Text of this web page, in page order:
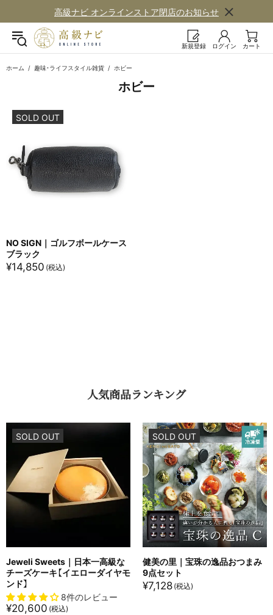
高級ナビ オンラインストア閉店の​お知らせ
新規登録 ログイン カート
ホーム 趣味・ライフスタイル雑貨 ホビー
ホビー
SOLD OUT
NO SIGN｜ゴルフボールケース
ブラック
¥14,850
人気商品ランキング
SOLD OUT
Jeweli Sweets｜日本一高級な
チーズケーキ【イエローダイヤモ
ンド】
8件のレビュー
¥20,600
SOLD OUT
健美の里｜宝珠の逸品おつまみ
9点セット
¥7,128